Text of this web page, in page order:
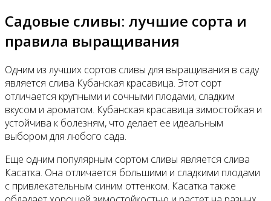
Садовые сливы: лучшие сорта и
правила выращивания
Одним из лучших сортов сливы для выращивания в саду
является слива Кубанская красавица. Этот сорт
отличается крупными и сочными плодами, сладким
вкусом и ароматом. Кубанская красавица зимостойкая и
устойчива к болезням, что делает ее идеальным
выбором для любого сада.
Еще одним популярным сортом сливы является слива
Касатка. Она отличается большими и сладкими плодами
с привлекательным синим оттенком. Касатка также